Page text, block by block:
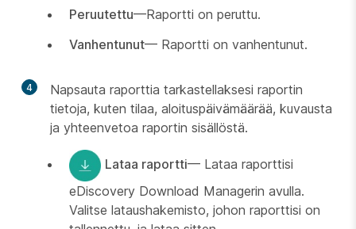
Peruutettu—Raportti on peruttu.
Vanhentunut— Raportti on vanhentunut.
4
Napsauta raporttia tarkastellaksesi raportin
tietoja, kuten tilaa, aloituspäivämäärää, kuvausta
ja yhteenvetoa raportin sisällöstä.
Lataa raportti— Lataa raporttisi
eDiscovery Download Managerin avulla.
Valitse lataushakemisto, johon raporttisi on